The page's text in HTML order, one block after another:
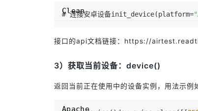
# 连接安卓设备init_device(platform=
Clean
接口的api文档链接： https://
3）获取当前设备：device()
返回当前正在使用中的设备实例，用法示例
Apache